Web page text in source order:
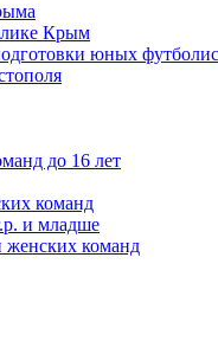
Крым
юных
до 16 лет
команд
и младше
женских команд